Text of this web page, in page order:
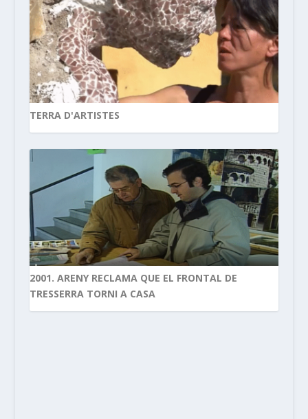
TERRA D'ARTISTES
2001. ARENY RECLAMA QUE EL FRONTAL DE
TRESSERRA TORNI A CASA